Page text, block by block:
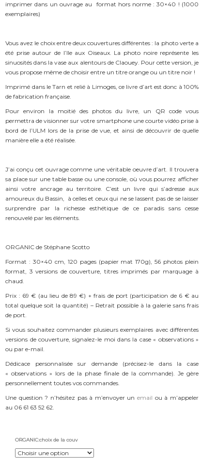
imprimer dans un ouvrage au format hors norme : 30×40 ! (1000
exemplaires)
Vous avez le choix entre deux couvertures différentes : la photo verte a
été prise autour de l’Ile aux Oiseaux. La photo noire représente les
sinuosités dans la vase aux alentours de Claouey. Pour cette version, je
vous propose même de choisir entre un titre orange ou un titre noir !
Imprimé dans le Tarn et relié à Limoges, ce livre d’art est donc à 100%
de fabrication française.
Pour environ la moitié des photos du livre, un QR code vous
permettra de visionner sur votre smartphone une courte vidéo prise à
bord de l’ULM lors de la prise de vue, et ainsi de découvrir de quelle
manière elle a été réalisée.
J’ai conçu cet ouvrage comme une véritable oeuvre d’art. Il trouvera
sa place sur une table basse ou une console, où vous pourrez afficher
ainsi votre ancrage au territoire. C’est un livre qui s’adresse aux
amoureux du Bassin, à celles et ceux qui ne se lassent pas de se laisser
surprendre par la richesse esthétique de ce paradis sans cesse
renouvelé par les éléments.
ORGANIC de Stéphane Scotto
Format : 30×40 cm, 120 pages (papier mat 170g), 56 photos plein
format, 3 versions de couverture, titres imprimés par marquage à
chaud.
Prix : 69 € (au lieu de 89 €) + frais de port (participation de 6 € au
total quelque soit la quantité) – Retrait possible à la galerie sans frais
de port.
Si vous souhaitez commander plusieurs exemplaires avec différentes
versions de couverture, signalez-le moi dans la case « observations »
ou par e-mail.
Dédicace personnalisée sur demande (précisez-le dans la case
« observations » lors de la phase finale de la commande). Je gère
personnellement toutes vos commandes.
Une question ? n’hésitez pas à m’envoyer unemail ou à m’appeler
au 06 61 63 52 62.
ORGANIC:choix de la couv